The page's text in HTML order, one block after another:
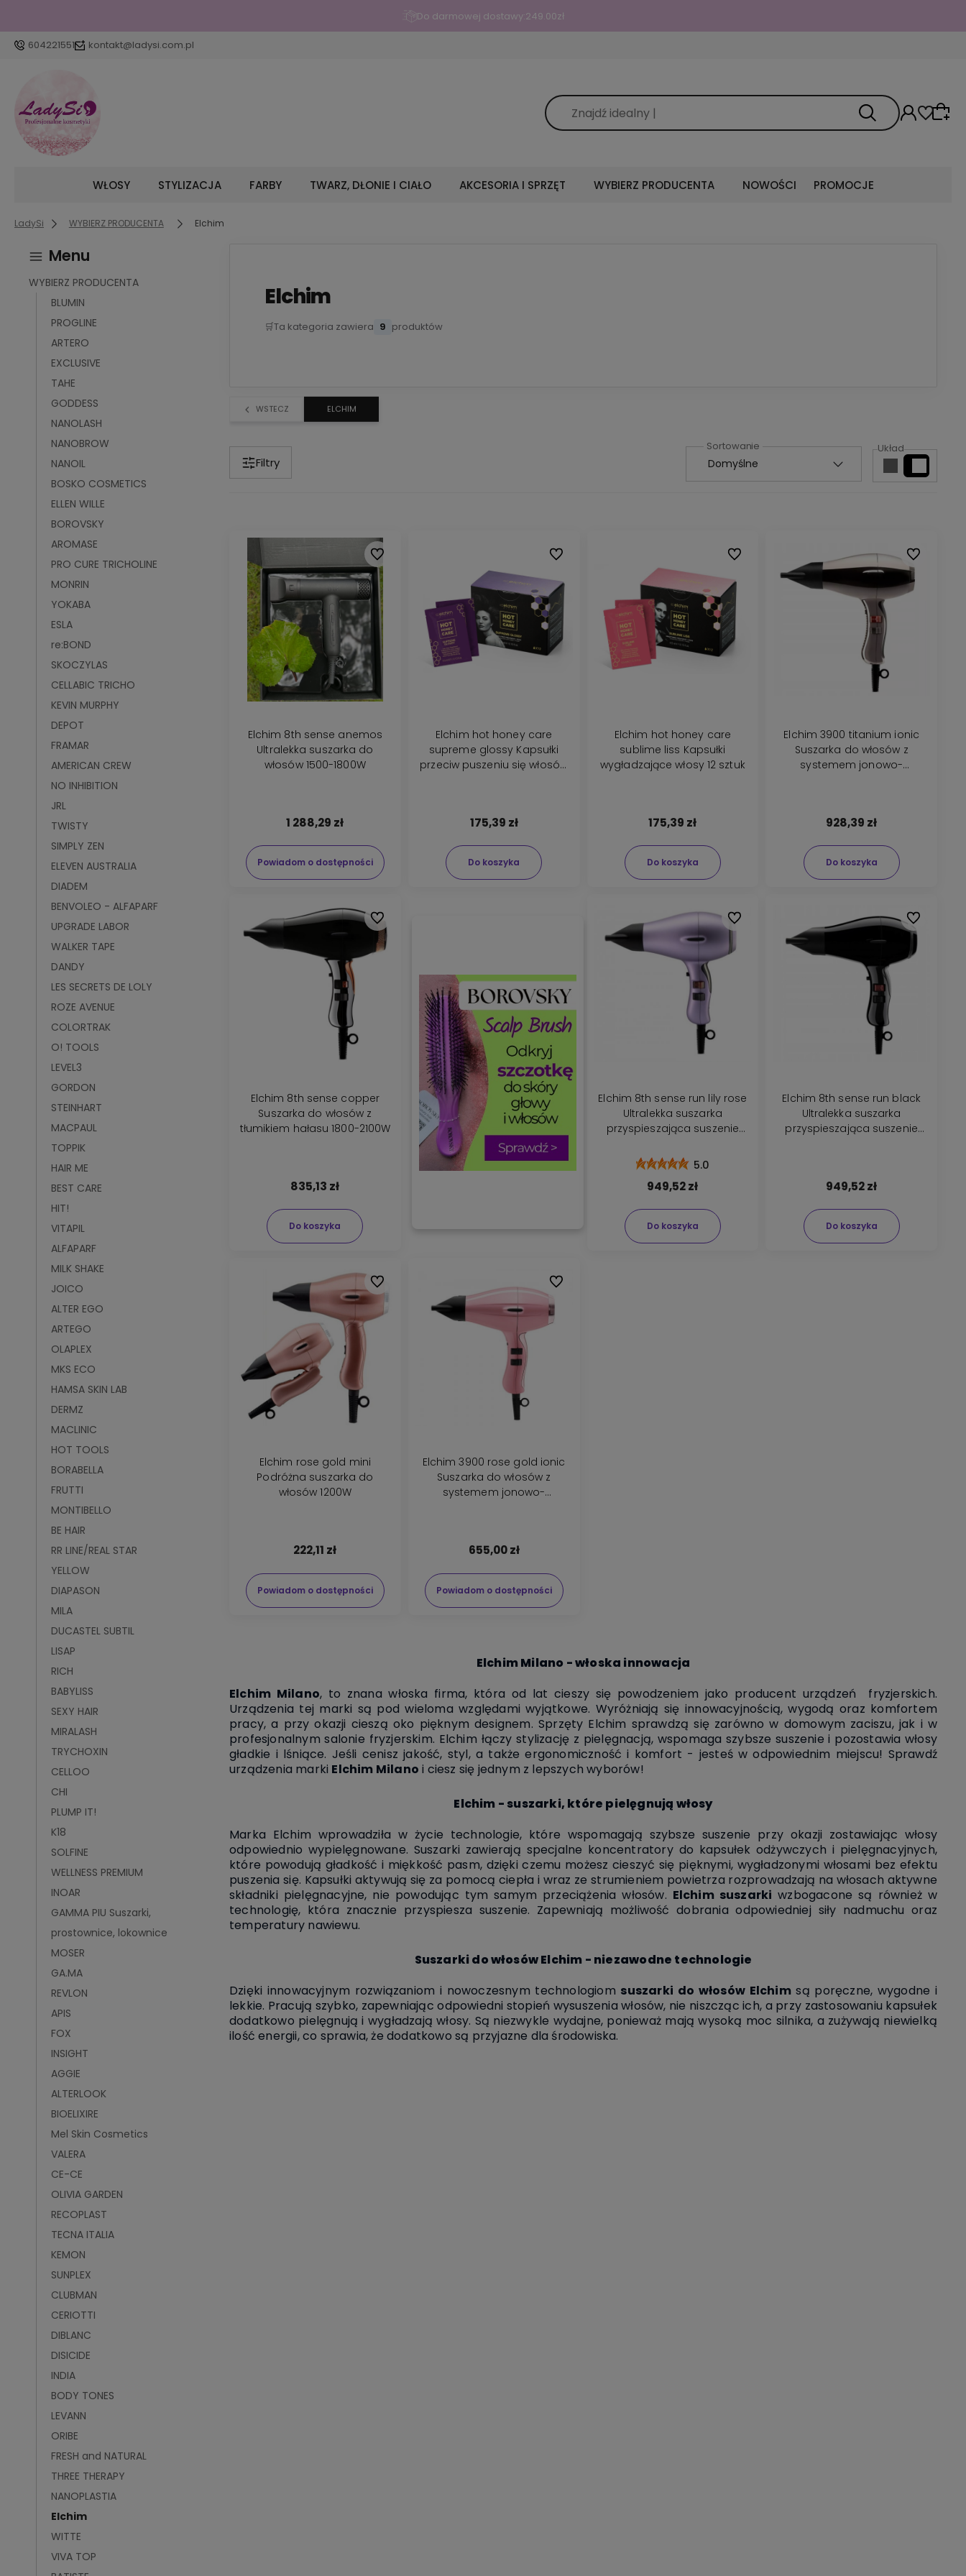
Do darmowej dostawy:249.00zł
604221551 kontakt@ladysi.com.pl
WŁOSY STYLIZACJA FARBY TWARZ, DŁONIE I CIAŁO AKCESORIA I SPRZĘT WYBIERZ PRODUCENTA NOWOŚCI PROMOCJE
LadySi WYBIERZ PRODUCENTA Elchim
Menu
WYBIERZ PRODUCENTA
BLUMIN
PROGLINE
ARTERO
EXCLUSIVE
TAHE
GODDESS
NANOLASH
NANOBROW
NANOIL
BOSKO COSMETICS
ELLEN WILLE
BOROVSKY
AROMASE
PRO CURE TRICHOLINE
MONRIN
YOKABA
ESLA
re:BOND
SKOCZYLAS
CELLABIC TRICHO
KEVIN MURPHY
DEPOT
FRAMAR
AMERICAN CREW
NO INHIBITION
JRL
TWISTY
SIMPLY ZEN
ELEVEN AUSTRALIA
DIADEM
BENVOLEO - ALFAPARF
UPGRADE LABOR
WALKER TAPE
DANDY
LES SECRETS DE LOLY
ROZE AVENUE
COLORTRAK
O! TOOLS
LEVEL3
GORDON
STEINHART
MACPAUL
TOPPIK
HAIR ME
BEST CARE
HIT!
VITAPIL
ALFAPARF
MILK SHAKE
JOICO
ALTER EGO
ARTEGO
OLAPLEX
MKS ECO
HAMSA SKIN LAB
DERMZ
MACLINIC
HOT TOOLS
BORABELLA
FRUTTI
MONTIBELLO
BE HAIR
RR LINE/REAL STAR
YELLOW
DIAPASON
MILA
DUCASTEL SUBTIL
LISAP
RICH
BABYLISS
SEXY HAIR
MIRALASH
TRYCHOXIN
CELLOO
CHI
PLUMP IT!
K18
SOLFINE
WELLNESS PREMIUM
INOAR
GAMMA PIU Suszarki,
prostownice, lokownice
MOSER
GA.MA
REVLON
APIS
FOX
INSIGHT
AGGIE
ALTERLOOK
BIOELIXIRE
Mel Skin Cosmetics
VALERA
CE-CE
OLIVIA GARDEN
RECOPLAST
TECNA ITALIA
KEMON
SUNPLEX
CLUBMAN
CERIOTTI
DIBLANC
DISICIDE
INDIA
BODY TONES
LEVANN
ORIBE
FRESH and NATURAL
THREE THERAPY
NANOPLASTIA
Elchim
WITTE
VIVA TOP
Elchim
🛒Ta kategoria zawiera 9 produktów
WSTECZ ELCHIM
Filtry
Układ
Elchim 8th sense anemos
Ultralekka suszarka do
włosów 1500-1800W
1 288,29 zł
Powiadom o dostępności
Do ulubionych
Elchim hot honey care
supreme glossy Kapsułki
przeciw puszeniu się włosów
175,39 zł
Do koszyka
Do ulubionych
Elchim hot honey care
sublime liss Kapsułki
wygładzające włosy 12 sztuk
175,39 zł
Do koszyka
Do ulubionych
Elchim 3900 titanium ionic
Suszarka do włosów z
systemem jonowo-
928,39 zł
Do koszyka
Do
Elchim 8th sense copper
Suszarka do włosów z
tłumikiem hałasu 1800-2100W
835,13 zł
Do koszyka
Do ulubionych
Elchim 8th sense run lily rose
Ultralekka suszarka
przyspieszająca suszenie
5.0
949,52 zł
Do koszyka
Do ulubionych
Elchim 8th sense run black
Ultralekka suszarka
przyspieszająca suszenie
949,52 zł
Do koszyka
Do
Elchim rose gold mini
Podróżna suszarka do
włosów 1200W
222,11 zł
Powiadom o dostępności
Do ulubionych
Elchim 3900 rose gold ionic
Suszarka do włosów z
systemem jonowo-
655,00 zł
Powiadom o dostępności
Do ulubionych
Elchim Milano - włoska innowacja
Elchim Milano, to znana włoska firma, która od lat cieszy się powodzeniem jako producent urządzeń fryzjerskich.
Urządzenia tej marki są pod wieloma względami wyjątkowe. Wyróżniają się innowacyjnością, wygodą oraz komfortem
pracy, a przy okazji cieszą oko pięknymdesignem. Sprzęty Elchim sprawdzą się zarówno w domowym zaciszu, jak i w
profesjonalnym salonie fryzjerskim. Elchim łączy stylizację z pielęgnacją, wspomaga szybsze suszenie i pozostawia włosy
gładkie i lśniące. Jeśli cenisz jakość, styl, a także ergonomiczność i komfort - jesteś w odpowiednim miejscu! Sprawdź
urządzenia marki Elchim Milano i ciesz się jednym z lepszych wyborów!
Elchim - suszarki, które pielęgnują włosy
Marka Elchim wprowadziła w życie technologie, które wspomagają szybsze suszenie przy okazji zostawiając włosy
odpowiednio wypielęgnowane. Suszarki zawierają specjalne koncentratory do kapsułek odżywczych i pielęgnacyjnych,
które powodują gładkość i miękkość pasm, dzięki czemu możesz cieszyć się pięknymi, wygładzonymi włosami bez efektu
puszenia się. Kapsułki aktywują się za pomocą ciepła i wraz zestrumieniem powietrza rozprowadzają na włosach aktywne
składniki pielęgnacyjne, nie powodując tymsamym przeciążenia włosów. Elchim suszarki wzbogacone są również w
technologię, która znacznie przyspiesza suszenie. Zapewniają możliwość dobrania odpowiedniej siły nadmuchu oraz
temperatury nawiewu.
Suszarki do włosów Elchim - niezawodne technologie
Dzięki innowacyjnym rozwiązaniom i nowoczesnym technologiom suszarki do włosów Elchimsą poręczne, wygodne i
lekkie. Pracują szybko, zapewniając odpowiedni stopień wysuszenia włosów, nie niszcząc ich, a przy zastosowaniu kapsułek
dodatkowo pielęgnują i wygładzają włosy. Są niezwykle wydajne, ponieważ mają wysoką moc silnika, a zużywają niewielką
ilość energii, co sprawia, że dodatkowo są przyjazne dla środowiska.